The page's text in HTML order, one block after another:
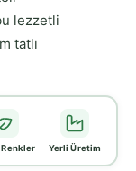
lezzetli
tatlı
Renkler Yerli Üretim